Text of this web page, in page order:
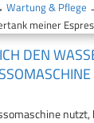
Wartung & Pflege
meiner
DEN